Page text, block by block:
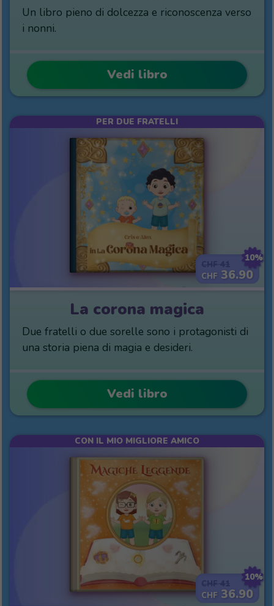
Un libro pieno di dolcezza e riconoscenza verso
i nonni.
Vedi libro
10%
CHF 36.90
PER DUE FRATELLI
La corona magica
Due fratelli o due sorelle sono i protagonisti di
una storia piena di magia e desideri.
Vedi libro
10%
CHF 36.90
CON IL MIO MIGLIORE AMICO